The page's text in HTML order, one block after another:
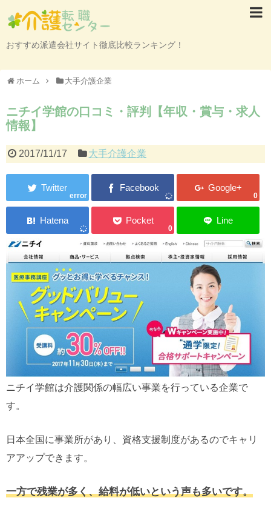
おすすめ派遣会社サイト徹底比較ランキング！
ホーム 大手介護企業
ニチイ学館の口コミ・評判【年収・賞与・求人
情報】
2017/11/17 大手介護企業
error 0
0
ニチイ学館は介護関係の幅広い事業を行っている企業で
す。
日本全国に事業所があり、資格支援制度があるのでキャリ
アアップできます。
一方で残業が多く、給料が低いという声も多いです。